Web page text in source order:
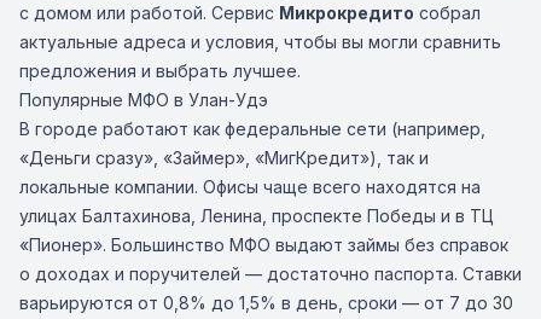
с домом или работой. Сервис Микрокредито собрал
актуальные адреса и условия, чтобы вы могли сравнить
предложения и выбрать лучшее.
Популярные МФО в Улан-Удэ
В городе работают как федеральные сети (например,
«Деньги сразу», «Займер», «МигКредит»), так и
локальные компании. Офисы чаще всего находятся на
улицах Балтахинова, Ленина, проспекте Победы и в ТЦ
«Пионер». Большинство МФО выдают займы без справок
о доходах и поручителей — достаточно паспорта. Ставки
варьируются от 0,8% до 1,5% в день, сроки — от 7 до 30